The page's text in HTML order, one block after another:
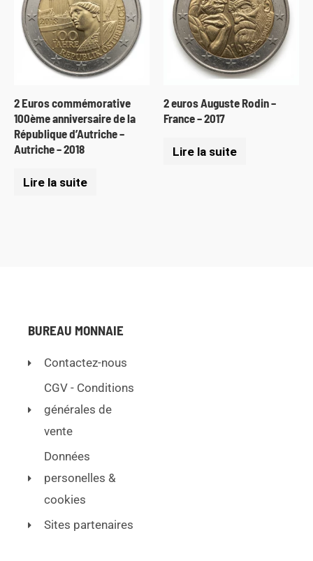
2 Euros commémorative
100ème anniversaire de la
République d’Autriche –
Autriche – 2018
Lire la suite
2 euros Auguste Rodin –
France – 2017
Lire la suite
BUREAU MONNAIE
Contactez-nous
CGV - Conditions
générales de
vente
Données
personelles &
cookies
Sites partenaires